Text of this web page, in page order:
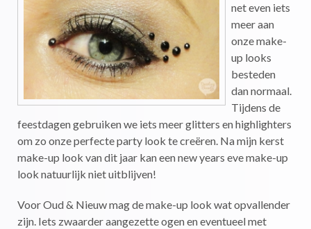
net even iets
meer aan
onze make-
up looks
besteden
dan normaal.
Tijdens de
feestdagen gebruiken we iets meer glitters en highlighters
om zo onze perfecte party look te creëren. Na mijn kerst
make-up look van dit jaar kan een new years eve make-up
look natuurlijk niet uitblijven!
Voor Oud & Nieuw mag de make-up look wat opvallender
zijn. Iets zwaarder aangezette ogen en eventueel met